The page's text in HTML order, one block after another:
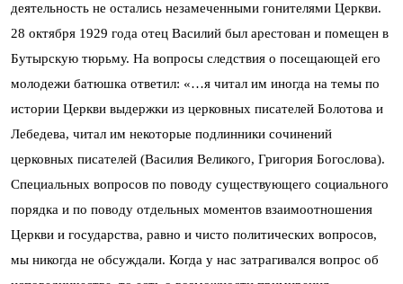
деятельность не остались незамеченными гонителями Церкви.
28 октября 1929 года отец Василий был арестован и помещен в
Бутырскую тюрьму. На вопросы следствия о посещающей его
молодежи батюшка ответил: «…я читал им иногда на темы по
истории Церкви выдержки из церковных писателей Болотова и
Лебедева, читал им некоторые подлинники сочинений
церковных писателей (Василия Великого, Григория Богослова).
Специальных вопросов по поводу существующего социального
порядка и по поводу отдельных моментов взаимоотношения
Церкви и государства, равно и чисто политических вопросов,
мы никогда не обсуждали. Когда у нас затрагивался вопрос об